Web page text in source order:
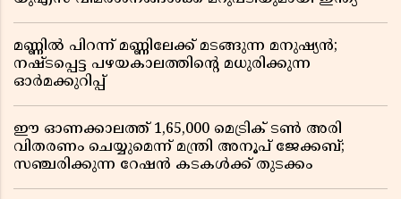
മണ്ണിൽ പിറന്ന് മണ്ണിലേക്ക് മടങ്ങുന്ന മനുഷ്യൻ;
നഷ്ടപ്പെട്ട പഴയകാലത്തിൻ്റെ മധുരിക്കുന്ന
ഓർമക്കുറിപ്പ്
ഈ ഓണക്കാലത്ത് 1,65,000 മെട്രിക് ടൺ അരി
വിതരണം ചെയ്യുമെന്ന് മന്ത്രി അനൂപ് ജേക്കബ്;
സഞ്ചരിക്കുന്ന റേഷൻ കടകൾക്ക് തുടക്കം